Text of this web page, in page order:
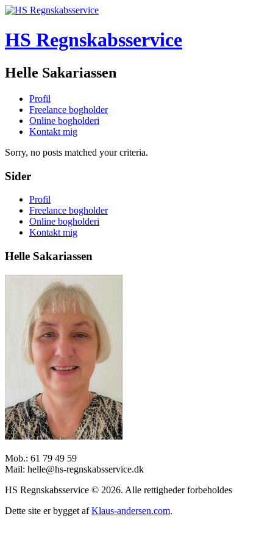
HS Regnskabsservice
Helle Sakariassen
Profil
Freelance bogholder
Online bogholderi
Kontakt mig
Sorry, no posts matched your criteria.
Sider
Profil
Freelance bogholder
Online bogholderi
Kontakt mig
Helle Sakariassen
Mob.: 61 79 49 59
Mail: helle@hs-regnskabsservice.dk
HS Regnskabsservice © 2026. Alle rettigheder forbeholdes
Dette site er bygget afKlaus-andersen.com.